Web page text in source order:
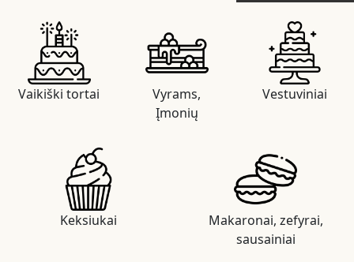
Vaikiški tortai
Vyrams,
Įmonių
Vestuviniai
Keksiukai
Makaronai, zefyrai,
sausainiai